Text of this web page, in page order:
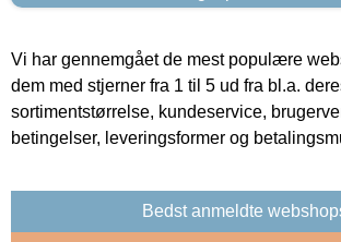
Vi har gennemgået de mest populære
dem med stjerner fra 1 til 5 ud fra bl.a.
sortimentstørrelse, kundeservice,
betingelser, leveringsformer og
Bedst anmeldte